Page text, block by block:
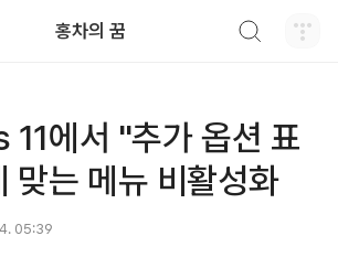
홍차의 꿈
에서 "추가 옵션 표
맞는 메뉴 비활성화
05:39